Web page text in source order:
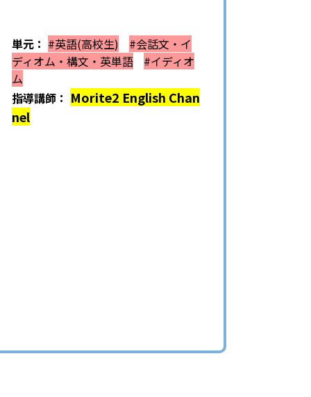
単元： #英語(高校生)
#会話文・イ
ディオム・構文・英単語
#イディオ
ム
指導講師： Morite2 English Chan
nel